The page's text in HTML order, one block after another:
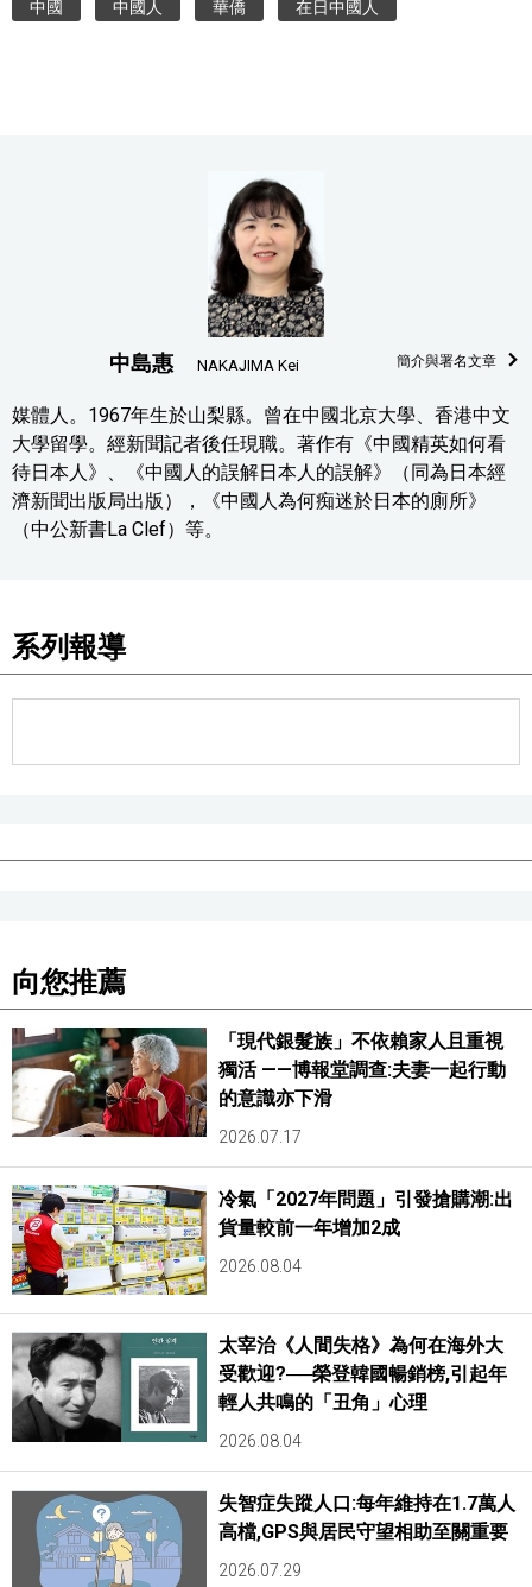
中國 中國人 華僑 在日中國人
中島惠 NAKAJIMA Kei 簡介與署名文章
媒體人。1967年生於山梨縣。曾在中國北京大學、香港中文
大學留學。經新聞記者後任現職。著作有《中國精英如何看
待日本人》、《中國人的誤解日本人的誤解》（同為日本經
濟新聞出版局出版），《中國人為何痴迷於日本的廁所》
（中公新書La Clef）等。
系列報導
向您推薦
「現代銀髮族」不依賴家人且重視
獨活 ——博報堂調查:夫妻一起行動
的意識亦下滑
2026.07.17
冷氣「2027年問題」引發搶購潮:出
貨量較前一年增加2成
2026.08.04
太宰治《人間失格》為何在海外大
受歡迎?──榮登韓國暢銷榜,引起年
輕人共鳴的「丑角」心理
2026.08.04
失智症失蹤人口:每年維持在1.7萬人
高檔,GPS與居民守望相助至關重要
2026.07.29